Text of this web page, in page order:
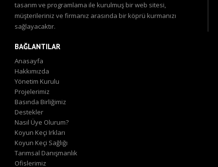
tasarım ve programlama ile kurulmuş bir web sitesi,
müşterileriniz ve firmanız arasında bir köprü kurmanızı
sağlayacaktır.
BAĞLANTILAR
Anasayfa
Hakkımızda
Yönetim Kurulu
Projelerimiz
Basında Birliğimiz
Destekler
Nasıl Üye Olurum?
Koyun Keçi Irkları
Koyun Keçi Sağlığı
Tarımsal Danışmanlık
Ofislerimiz